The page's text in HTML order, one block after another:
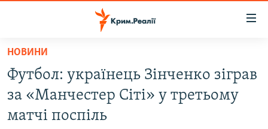
Перейти
основного
матеріалу
до
НОВИНИ
ВОДА.КРИМ
ВІДЕО ТА ФОТО
НОВИНИ
Футбол: українець Зінченко зіграв
за «Манчестер Сіті» у третьому
матчі поспіль